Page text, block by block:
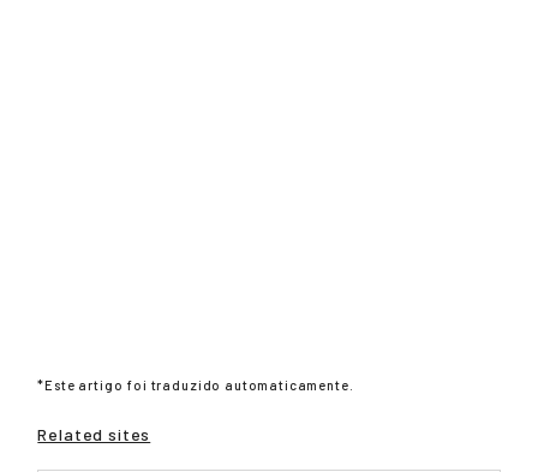
*Este artigo foi traduzido automaticamente.
Related sites